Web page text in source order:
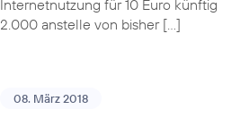
Internetnutzung für 10 Euro künftig
2.000 anstelle von bisher […]
08. März 2018